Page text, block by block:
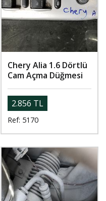
Chery Alia 1.6 Dörtlü
Cam Açma Düğmesi
2.856 TL
Ref: 5170